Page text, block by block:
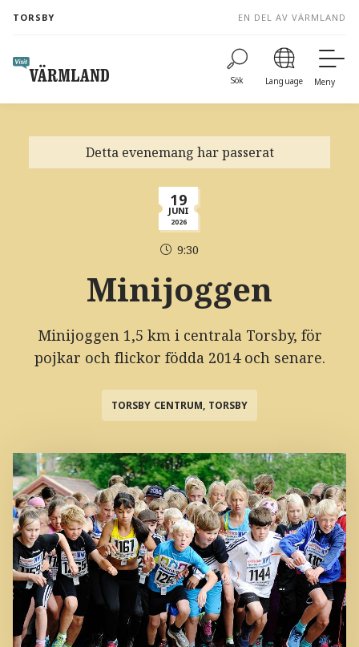
content
TORSBY EN DEL AV VÄRMLAND
Sök Language Meny
Detta evenemang har passerat
19
JUNI
2026
9:30
Minijoggen
Minijoggen 1,5 km i centrala Torsby, för
pojkar och flickor födda 2014 och senare.
TORSBY CENTRUM, TORSBY